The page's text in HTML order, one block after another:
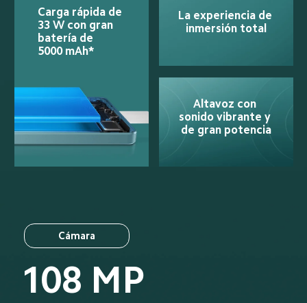
Carga rápida de
33 W con gran
batería de
5000 mAh*
La experiencia de
inmersión total
Altavoz con
sonido vibrante y
de gran potencia
Cámara
108 MP